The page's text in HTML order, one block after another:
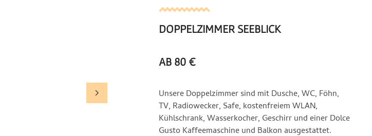
DOPPELZIMMER SEEBLICK
AB 80 €
Unsere Doppelzimmer sind mit Dusche, WC, Föhn,
TV, Radiowecker, Safe, kostenfreiem WLAN,
Kühlschrank, Wasserkocher, Geschirr und einer Dolce
Gusto Kaffeemaschine und Balkon ausgestattet.